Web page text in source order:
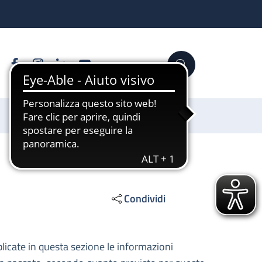
FacebookInstagram
LinkedinYouTube Cerca
Sostienici
Condividi
in questa sezione le informazioni